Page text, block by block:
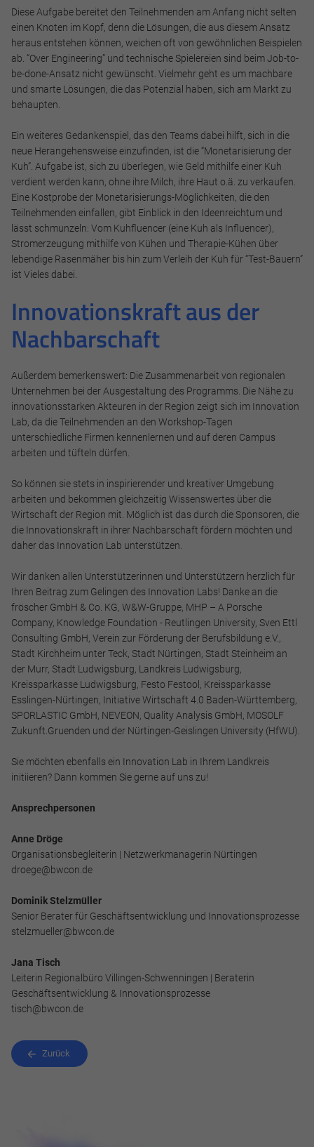
Diese Aufgabe bereitet den Teilnehmenden am Anfang nicht selten
einen Knoten im Kopf, denn die Lösungen, die aus diesem Ansatz
heraus entstehen können, weichen oft von gewöhnlichen Beispielen
ab. “Over Engineering” und technische Spielereien sind beim Job-to-
be-done-Ansatz nicht gewünscht. Vielmehr geht es um machbare
und smarte Lösungen, die das Potenzial haben, sich am Markt zu
behaupten.
Ein weiteres Gedankenspiel, das den Teams dabei hilft, sich in die
neue Herangehensweise einzufinden, ist die “Monetarisierung der
Kuh”. Aufgabe ist, sich zu überlegen, wie Geld mithilfe einer Kuh
verdient werden kann, ohne ihre Milch, ihre Haut o.ä. zu verkaufen.
Eine Kostprobe der Monetarisierungs-Möglichkeiten, die den
Teilnehmenden einfallen, gibt Einblick in den Ideenreichtum und
lässt schmunzeln: Vom Kuhfluencer (eine Kuh als Influencer),
Stromerzeugung mithilfe von Kühen und Therapie-Kühen über
lebendige Rasenmäher bis hin zum Verleih der Kuh für “Test-Bauern”
ist Vieles dabei.
Innovationskraft aus der
Nachbarschaft
Außerdem bemerkenswert: Die Zusammenarbeit von regionalen
Unternehmen bei der Ausgestaltung des Programms. Die Nähe zu
innovationsstarken Akteuren in der Region zeigt sich im Innovation
Lab, da die Teilnehmenden an den Workshop-Tagen
unterschiedliche Firmen kennenlernen und auf deren Campus
arbeiten und tüfteln dürfen.
So können sie stets in inspirierender und kreativer Umgebung
arbeiten und bekommen gleichzeitig Wissenswertes über die
Wirtschaft der Region mit. Möglich ist das durch die Sponsoren, die
die Innovationskraft in ihrer Nachbarschaft fördern möchten und
daher das Innovation Lab unterstützen.
Wir danken allen Unterstützerinnen und Unterstützern herzlich für
Ihren Beitrag zum Gelingen des Innovation Labs! Danke an die
fröscher GmbH & Co. KG, W&W-Gruppe, MHP – A Porsche
Company, Knowledge Foundation - Reutlingen University, Sven Ettl
Consulting GmbH, Verein zur Förderung der Berufsbildung e.V.,
Stadt Kirchheim unter Teck, Stadt Nürtingen, Stadt Steinheim an
der Murr, Stadt Ludwigsburg, Landkreis Ludwigsburg,
Kreissparkasse Ludwigsburg, Festo Festool, Kreissparkasse
Esslingen-Nürtingen, Initiative Wirtschaft 4.0 Baden-Württemberg,
SPORLASTIC GmbH, NEVEON, Quality Analysis GmbH, MOSOLF
Zukunft.Gruenden und der Nürtingen-Geislingen University (HfWU).
Sie möchten ebenfalls ein Innovation Lab in Ihrem Landkreis
initiieren? Dann kommen Sie gerne auf uns zu!
Ansprechpersonen
Anne Dröge
Organisationsbegleiterin | Netzwerkmanagerin Nürtingen
droege@bwcon.de
Dominik Stelzmüller
Senior Berater für Geschäftsentwicklung und Innovationsprozesse
stelzmueller@bwcon.de
Jana Tisch
Leiterin Regionalbüro Villingen-Schwenningen | Beraterin
Geschäftsentwicklung & Innovationsprozesse
tisch@bwcon.de
Zurück